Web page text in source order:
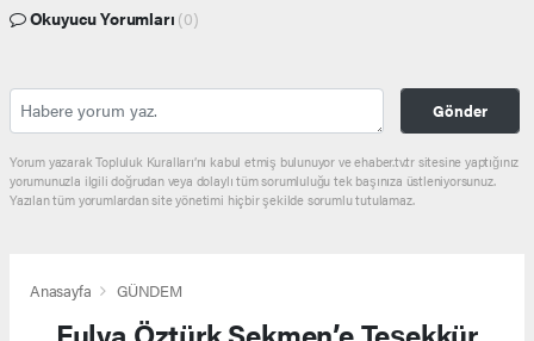
Okuyucu Yorumları (0)
Gönder
Yorum yazarak Topluluk Kuralları’nı kabul etmiş bulunuyor ve ehaber.tv.tr sitesine yaptığınız
yorumunuzla ilgili doğrudan veya dolaylı tüm sorumluluğu tek başınıza üstleniyorsunuz.
Yazılan tüm yorumlardan site yönetimi hiçbir şekilde sorumlu tutulamaz.
Anasayfa GÜNDEM